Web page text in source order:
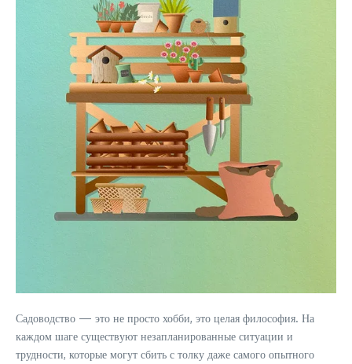
Садоводство — это не просто хобби, это целая философия. На
каждом шаге существуют незапланированные ситуации и
трудности, которые могут сбить с толку даже самого опытного